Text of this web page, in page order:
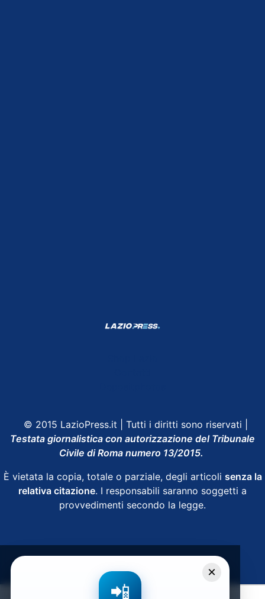
© 2015 LazioPress.it | Tutti i diritti sono riservati |
Testata giornalistica con autorizzazione del Tribunale
Civile di Roma numero 13/2015.
È vietata la copia, totale o parziale, degli articoli senza la
relativa citazione. I responsabili saranno soggetti a
provvedimenti secondo la legge.
×
📲